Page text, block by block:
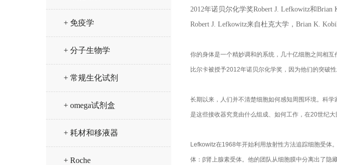
+ 免疫学
+ 分子生物学
+ 常规生化试剂
+ omega试剂盒
+ 耗材和移液器
+ Roche
2012年诺贝尔化学奖Robert J. Lefkowitz和Brian
Robert J. Lefkowitz来自杜克大学，Brian K.
你的身体是一个精妙调和的系统，几十亿细胞之间相
比尔卡被授予2012年诺贝尔化学奖，因为他们的突破
长期以来，人们并不清楚细胞如何感知周围环境。科
是这些接收器究竟由什么组成、如何工作，在20世纪大
Lefkowitz在1968年开始利用放射性方法追踪细胞受体
体：β肾上腺素受体。他的团队从细胞膜中分离出了隐